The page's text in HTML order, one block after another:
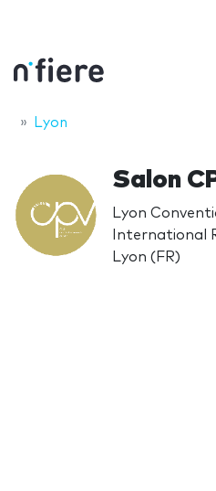
Lyon
Salon
Lyon
International
Lyon (FR)